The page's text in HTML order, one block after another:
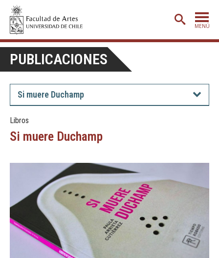
MENÚ
PORTADA
ADMISIÓN
CARRERAS
CREACIÓNE INVESTIGACIÓN
BIBLIOTECA
DEPARTAMENTOS
FACULTAD
Estudiantes Funcionarias/os
PUBLICACIONES
Si muere Duchamp
Libros
Si muere Duchamp